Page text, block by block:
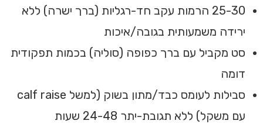
25-30 הרמות עקב חד-רגליות (ברך ישרה) ללא
ירידה משמעותית בגובה/איכות
סט מקביל עם ברך כפופה (סוליה) בכמות תפקודית
דומה
סבילות לעומס כבד/מתון בשוק (למשל calf raise
עם משקל) ללא תגובת-יתר 24-48 שעות